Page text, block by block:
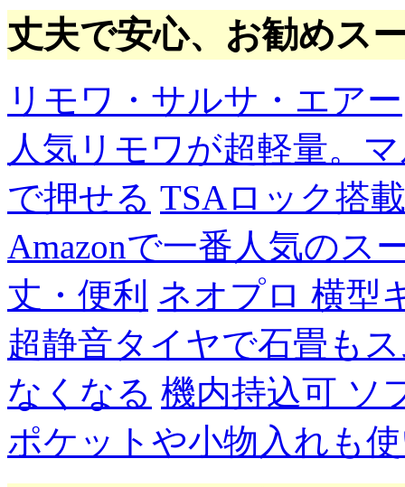
丈夫で安心、お勧めス
リモワ・サルサ・エアー
人気リモワが超軽量。
で押せる TSAロック搭
Amazonで一番人気のス
丈・便利 ネオプロ 横型
超静音タイヤで石畳も
なくなる 機内持込可 ソ
ポケットや小物入れも